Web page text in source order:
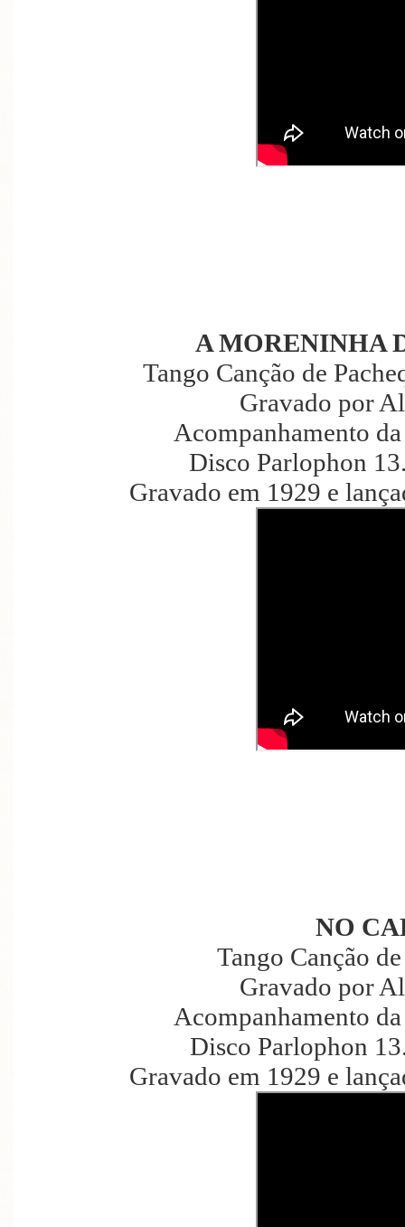
A MORENINHA
Tango Canção de
Gravado por
Acompanhamento
Disco Parlophon
Gravado em 1929 e
NO
Tango Canção
Gravado por
Acompanhamento
Disco Parlophon
Gravado em 1929 e